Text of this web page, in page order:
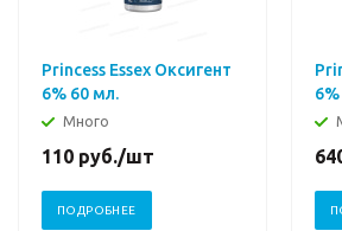
Princess Essex Оксигент
6% 60 мл.
Много
110 руб./шт
ПОДРОБНЕЕ